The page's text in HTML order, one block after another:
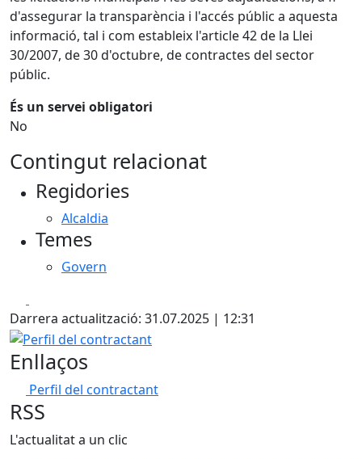
d'assegurar la transparència i l'accés públic a aquesta
informació, tal i com estableix l'article 42 de la Llei
30/2007, de 30 d'octubre, de contractes del sector
públic.
És un servei obligatori
No
Contingut relacionat
Regidories
Alcaldia
Temes
Govern
Darrera actualització: 31.07.2025 | 12:31
Perfil del contractant
Enllaços
Perfil del contractant
RSS
L'actualitat a un clic